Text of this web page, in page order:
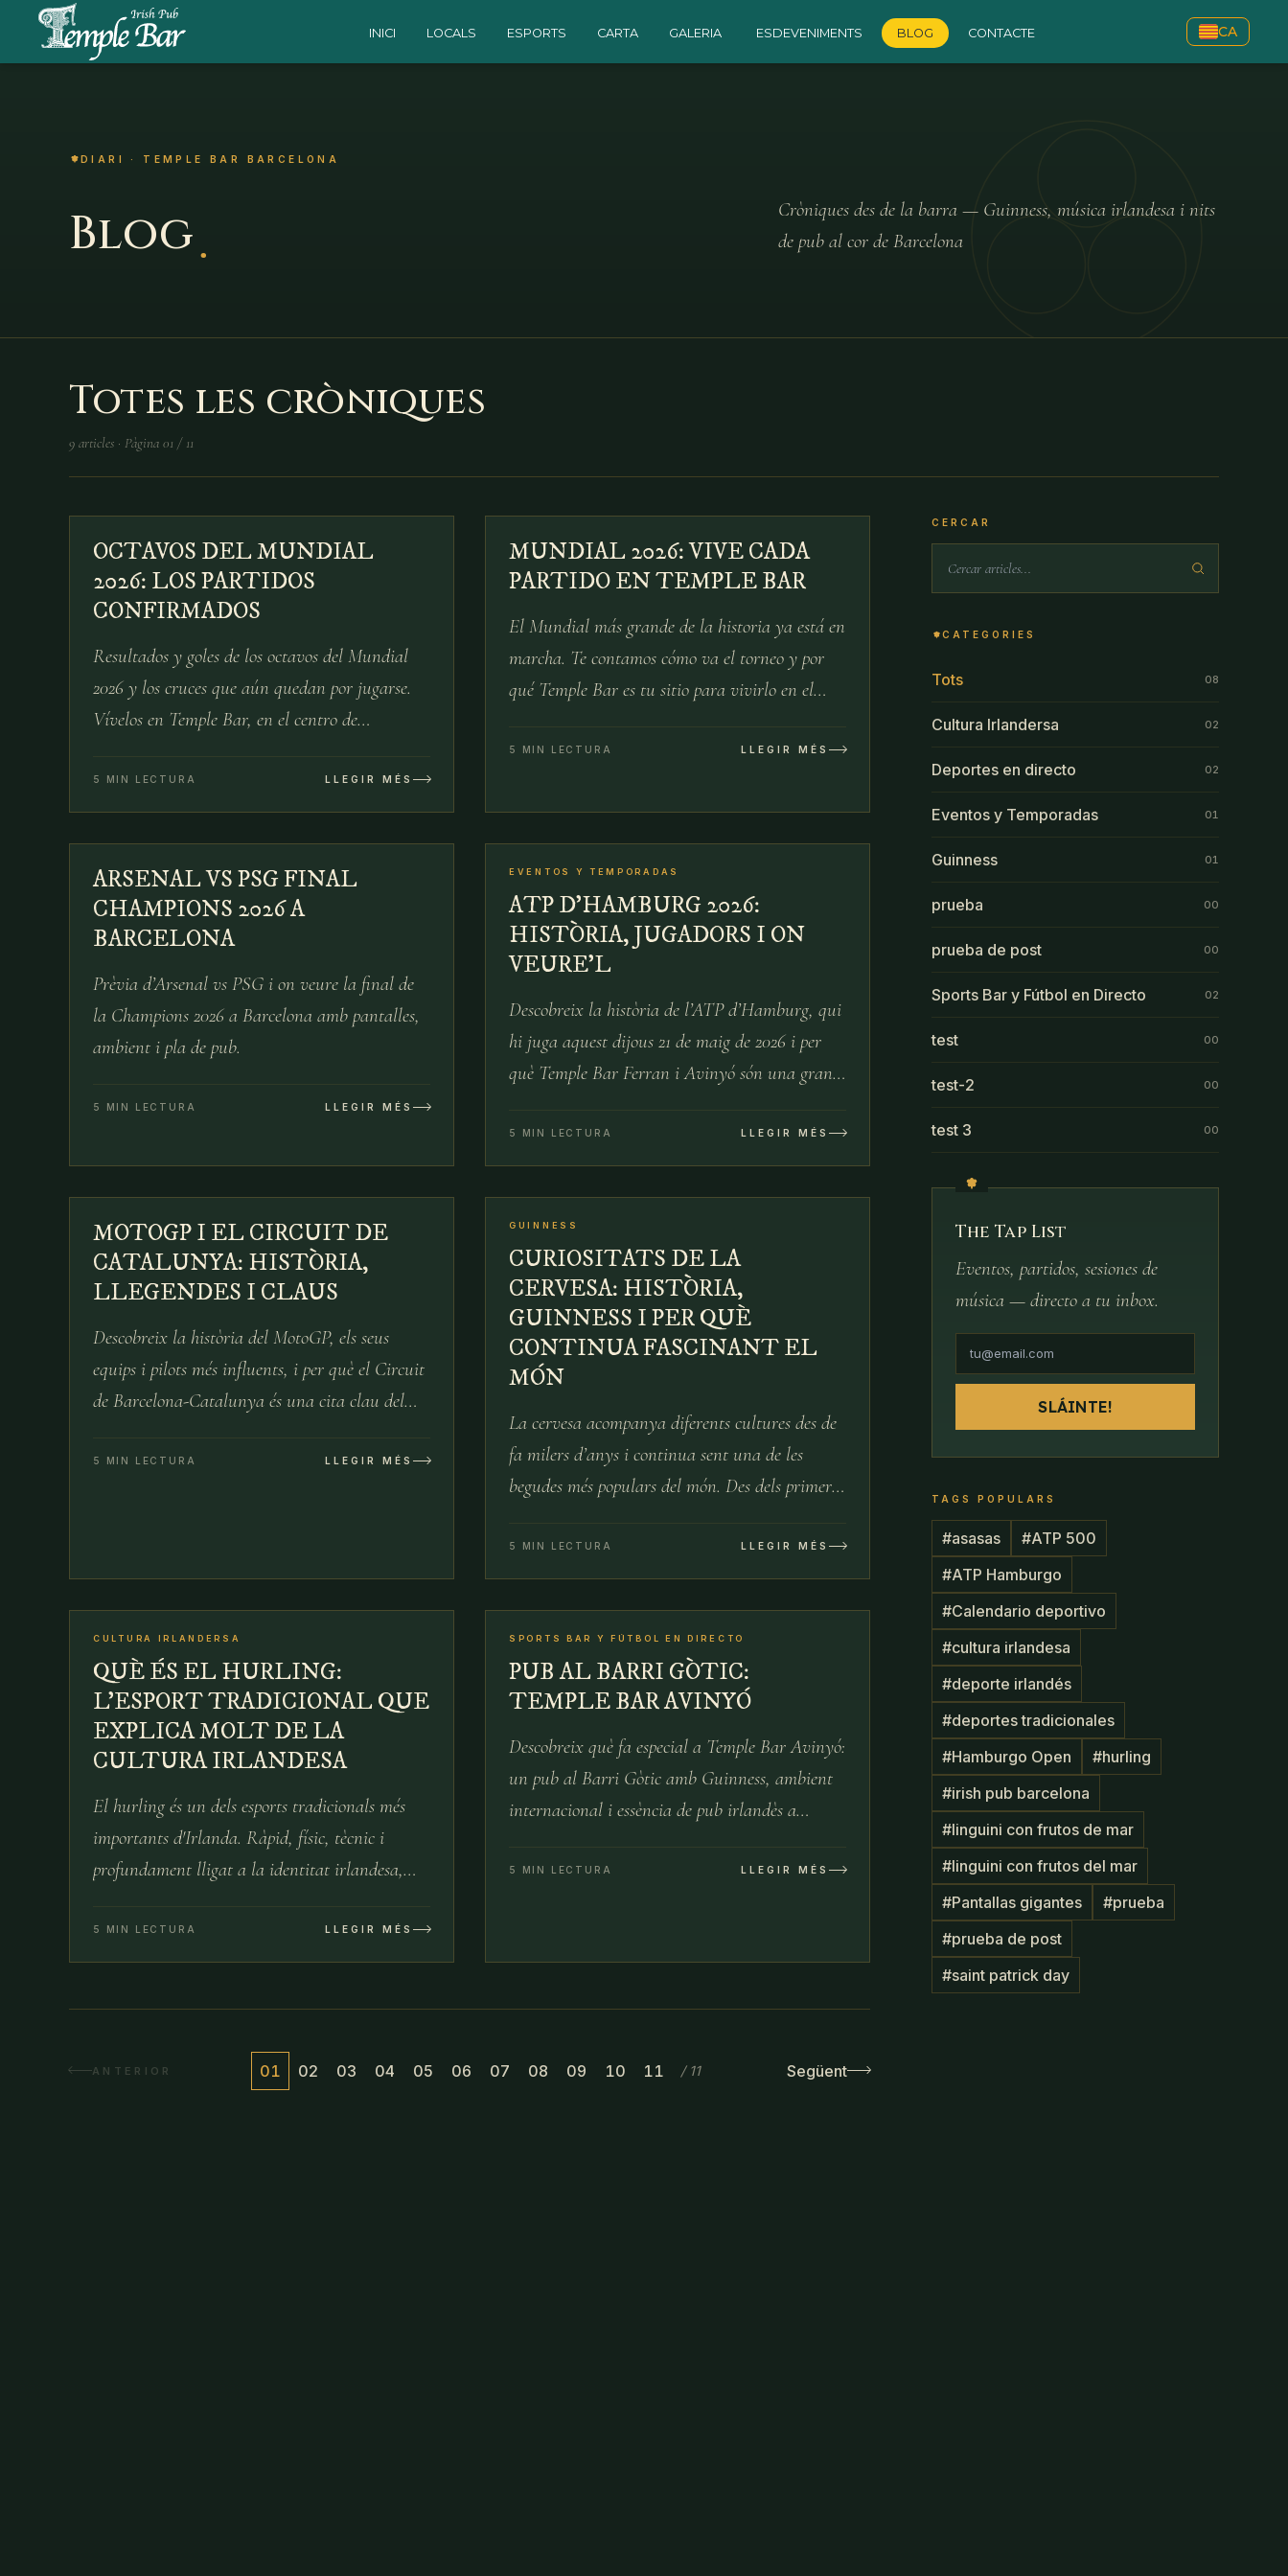
INICI LOCALS ESPORTS CARTA GALERIA ESDEVENIMENTS BLOG CONTACTE CA
DIARI · TEMPLE BAR BARCELONA
Blog.
Cròniques des de la barra — Guinness, música irlandesa i nits
de pub al cor de Barcelona
Totes les cròniques
9 articles · Pàgina 01 / 11
03 DE JUL
OCTAVOS DEL MUNDIAL
2026: LOS PARTIDOS
CONFIRMADOS
Resultados y goles de los octavos del Mundial
2026 y los cruces que aún quedan por jugarse.
Vívelos en Temple Bar, en el centro de
5 MIN LECTURA LLEGIR MÉS
03 DE JUL
MUNDIAL 2026: VIVE CADA
PARTIDO EN TEMPLE BAR
El Mundial más grande de la historia ya está en
marcha. Te contamos cómo va el torneo y por
qué Temple Bar es tu sitio para vivirlo en el
5 MIN LECTURA LLEGIR MÉS
29 DE MAIG
ARSENAL VS PSG FINAL
CHAMPIONS 2026 A
BARCELONA
Prèvia d’Arsenal vs PSG i on veure la final de
la Champions 2026 a Barcelona amb pantalles,
ambient i pla de pub.
5 MIN LECTURA LLEGIR MÉS
21 DE MAIG
EVENTOS Y TEMPORADAS
ATP D’HAMBURG 2026:
HISTÒRIA, JUGADORS I ON
VEURE’L
Descobreix la història de l’ATP d’Hamburg, qui
hi juga aquest dijous 21 de maig de 2026 i per
què Temple Bar Ferran i Avinyó són una gran
5 MIN LECTURA LLEGIR MÉS
14 DE MAIG
MOTOGP I EL CIRCUIT DE
CATALUNYA: HISTÒRIA,
LLEGENDES I CLAUS
Descobreix la història del MotoGP, els seus
equips i pilots més influents, i per què el Circuit
de Barcelona-Catalunya és una cita clau del
5 MIN LECTURA LLEGIR MÉS
29 D’ABR
GUINNESS
CURIOSITATS DE LA
CERVESA: HISTÒRIA,
GUINNESS I PER QUÈ
CONTINUA FASCINANT EL
MÓN
La cervesa acompanya diferents cultures des de
fa milers d’anys i continua sent una de les
begudes més populars del món. Des dels primers
transcendència de la cervesa Guinness, la seva
trajectòria està plena de curiositats, evolució i
rituals que encara avui continuen vius a cada
pinta.
5 MIN LECTURA LLEGIR MÉS
23 D’ABR
CULTURA IRLANDERSA
QUÈ ÉS EL HURLING:
L'ESPORT TRADICIONAL QUE
EXPLICA MOLT DE LA
CULTURA IRLANDESA
El hurling és un dels esports tradicionals més
importants d'Irlanda. Ràpid, físic, tècnic i
profundament lligat a la identitat irlandesa,
esportiva.
5 MIN LECTURA LLEGIR MÉS
15 D’ABR
SPORTS BAR Y FÚTBOL EN DIRECTO
PUB AL BARRI GÒTIC:
TEMPLE BAR AVINYÓ
Descobreix què fa especial a Temple Bar Avinyó:
un pub al Barri Gòtic amb Guinness, ambient
internacional i essència de pub irlandès a
5 MIN LECTURA LLEGIR MÉS
ANTERIOR 01 02 03 04 05 06 07 08 09 10 11 / 11 Següent
CERCAR
CATEGORIES
Tots 08
Cultura Irlandersa 02
Deportes en directo 02
Eventos y Temporadas 01
Guinness 01
prueba 00
prueba de post 00
Sports Bar y Fútbol en Directo 02
test 00
test-2 00
test 3 00
The Tap List
Eventos, partidos, sesiones de
música — directo a tu inbox.
SLÁINTE!
TAGS POPULARS
#asasas #ATP 500
#ATP Hamburgo
#Calendario deportivo
#cultura irlandesa
#deporte irlandés
#deportes tradicionales
#Hamburgo Open #hurling
#irish pub barcelona
#linguini con frutos de mar
#linguini con frutos del mar
#Pantallas gigantes #prueba
#prueba de post
#saint patrick day